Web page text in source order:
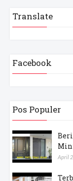
Translate
Facebook
Pos Populer